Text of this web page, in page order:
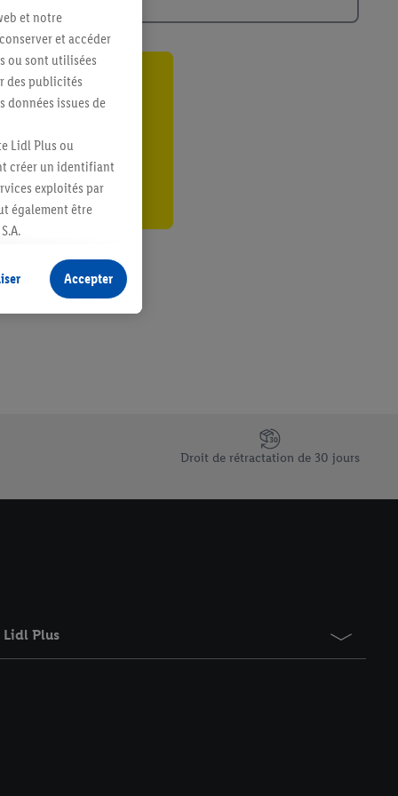
Droit de rétractation de 30 jours
Lidl Plus
et notre
et accéder
ou sont utilisées
des publicités
données issues de
Lidl Plus ou
créer un identifiant
exploités par
également être
sans procéder à
terminaux ou
échéant, d’autres
à tout moment
Accepter